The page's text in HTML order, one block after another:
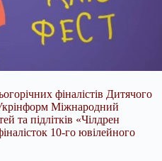
фіналістів Дитячого
Міжнародний
та підлітків «Чілдрен
10-го ювілейного